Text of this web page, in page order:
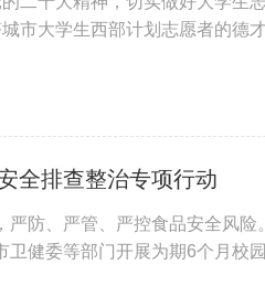
市大学生西部计划志愿者的德
全排查整治专项行动
防、严管、严控食品安全风
健委等部门开展为期6个月校